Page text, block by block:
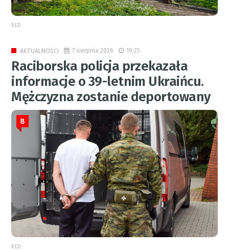
RED.
AKTUALNOŚCI 7 sierpnia 2026 19:25
Raciborska policja przekazała
informacje o 39-letnim Ukraińcu.
Mężczyzna zostanie deportowany
8
RED.